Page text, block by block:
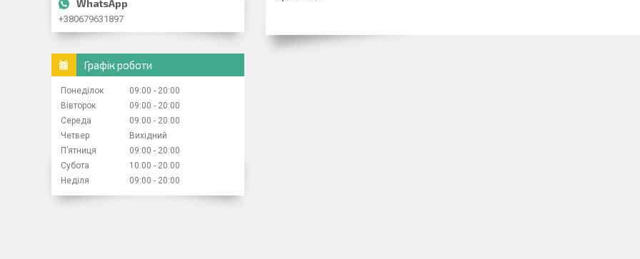
+380679631897
Графік роботи
Понеділок 09:00
20:00
Вівторок
09:00
20:00
Середа
09:00
20:00
Четвер
Вихідний
Пʼятниця
09:00
20:00
Субота
10:00
20:00
Неділя
09:00 20:00